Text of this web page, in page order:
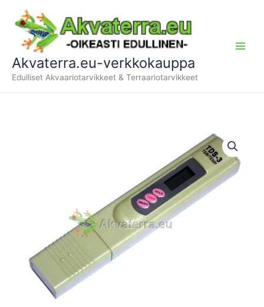
sisältöön
Akvaterra.eu-verkkokauppa
Edulliset Akvaariotarvikkeet & Terraariotarvikkeet